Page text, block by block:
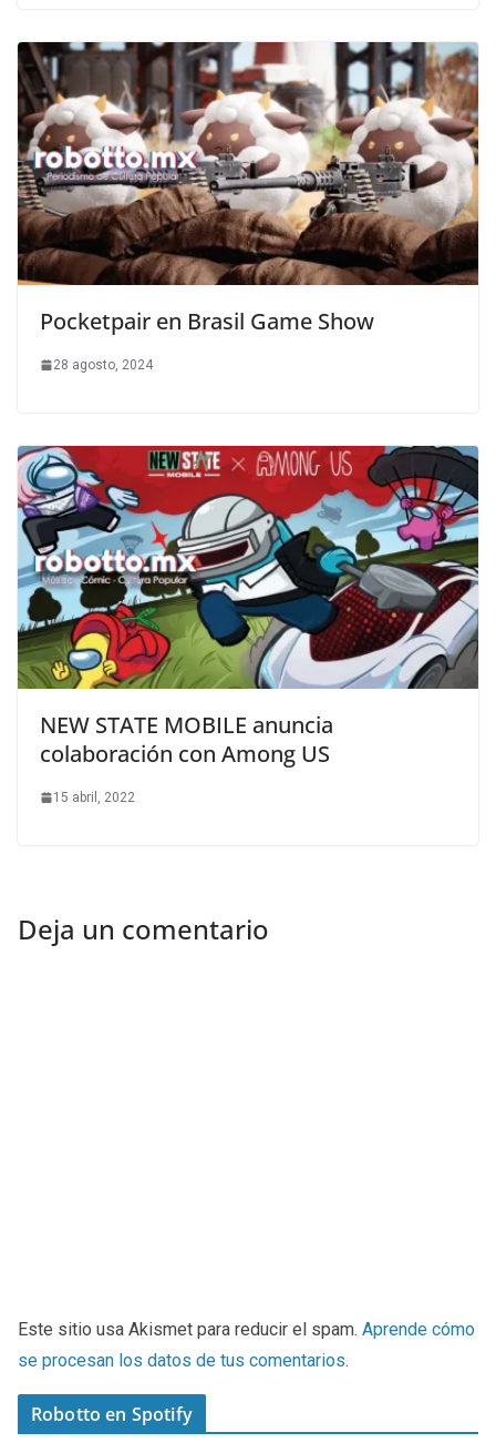
Pocketpair en Brasil Game Show
28 agosto, 2024
NEW STATE MOBILE anuncia
colaboración con Among US
15 abril, 2022
Deja un comentario
Este sitio usa Akismet para reducir el spam. Aprende cómo
se procesan los datos de tus comentarios.
Robotto en Spotify